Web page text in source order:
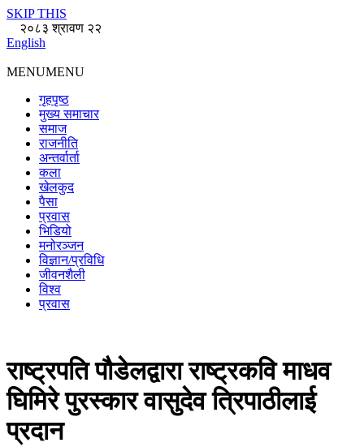
SKIP THIS
२०८३ श्रावण २२
English
MENUMENU
गृहपृष्ठ
मुख्य समाचार
समाज
राजनीति
अन्तर्वार्ता
कला
खेलकुद
पैसा
प्रवास
भिडियो
मनोरञ्जन
विज्ञान/प्रविधि
जीवनशैली
विश्व
प्रवास
राष्ट्रपति पौडेलद्वारा राष्ट्रकवि माधव
घिमिरे पुरस्कार वासुदेव त्रिपाठीलाई
प्रदान